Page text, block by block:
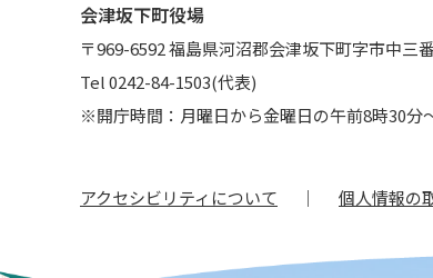
アクセシビリティについて 個人情報の
会津坂下町役場
〒969-6592 福島県河沼郡会津坂下町字市中三
Tel 0242-84-1503(代表)
※開庁時間：月曜日から金曜日の午前8時30分